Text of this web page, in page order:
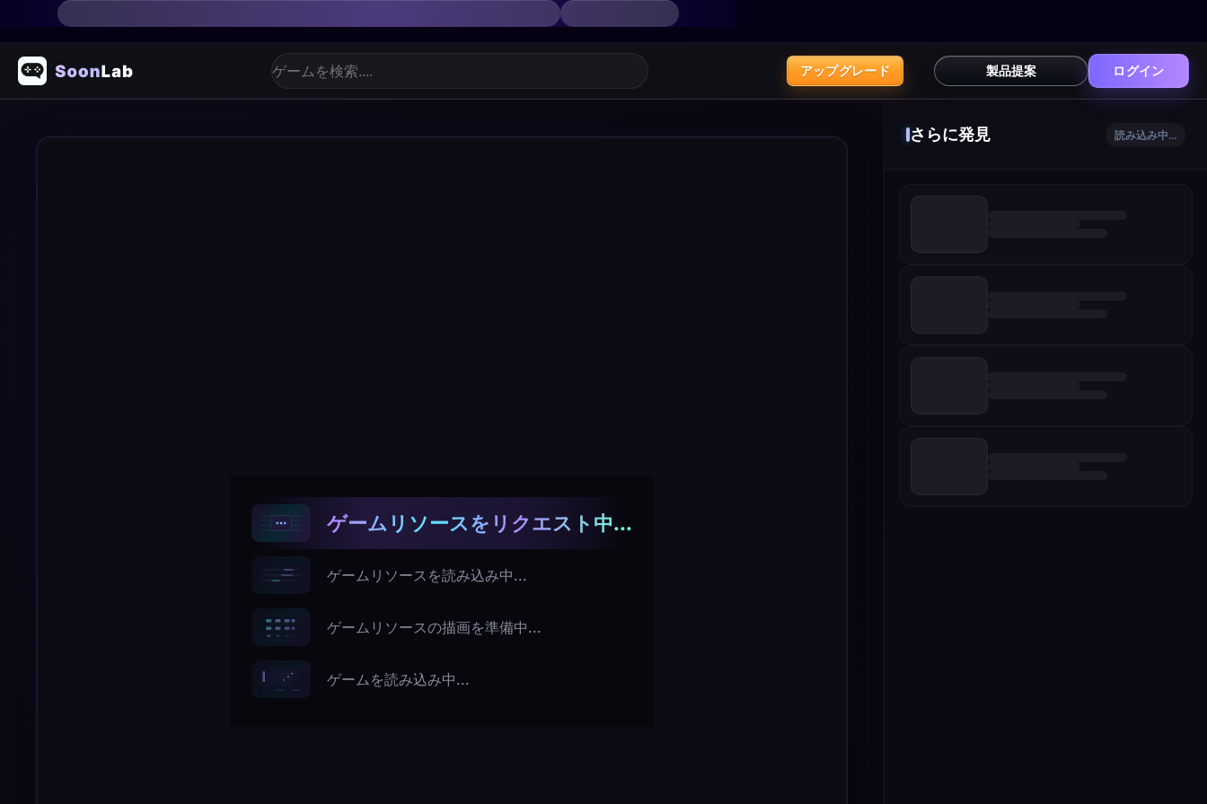
アップグレード 製品提案 ログイン
ゲームリソースをリクエスト中...
ゲームリソースを読み込み中...
ゲームリソースの描画を準備中...
ゲームを読み込み中...
さらに発見 読み込み中...